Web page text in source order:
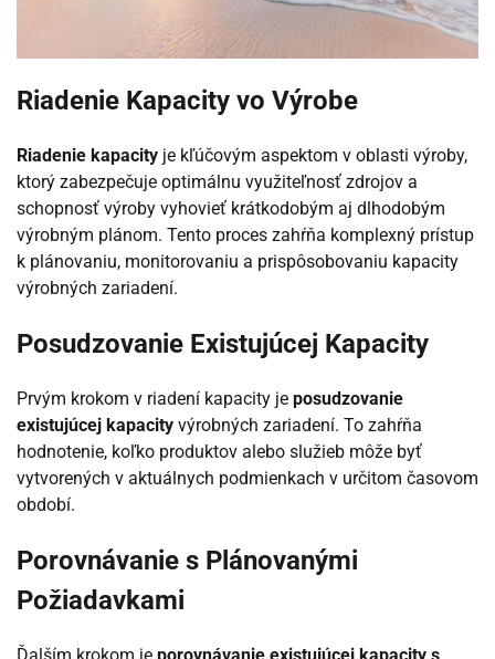
Riadenie Kapacity vo Výrobe
Riadenie kapacity je kľúčovým aspektom v oblasti výroby,
ktorý zabezpečuje optimálnu využiteľnosť zdrojov a
schopnosť výroby vyhovieť krátkodobým aj dlhodobým
výrobným plánom. Tento proces zahŕňa komplexný prístup
k plánovaniu, monitorovaniu a prispôsobovaniu kapacity
výrobných zariadení.
Posudzovanie Existujúcej Kapacity
Prvým krokom v riadení kapacity je posudzovanie
existujúcej kapacity výrobných zariadení. To zahŕňa
hodnotenie, koľko produktov alebo služieb môže byť
vytvorených v aktuálnych podmienkach v určitom časovom
období.
Porovnávanie s Plánovanými
Požiadavkami